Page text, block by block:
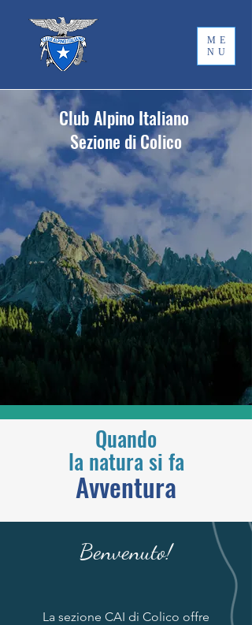
ME
NU
Club Alpino Italiano
Sezione di Colico
Quando
la natura si fa
Avventura
Benvenuto!
La sezione CAI di Colico offre